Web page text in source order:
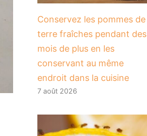
Conservez les pommes de
terre fraîches pendant des
mois de plus en les
conservant au même
endroit dans la cuisine
7 août 2026